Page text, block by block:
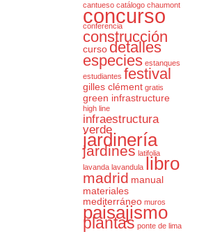
cantueso catálogo chaumont
concurso
conferencia
construcción
cursodetalles
especies estanques
estudiantes festival
gilles clément gratis
green infrastructure
high line
infraestructura
verde
jardinería
jardines latifolia
lavanda lavandula libro
madrid manual
materiales
mediterráneo muros
paisajismo
plantas ponte de lima